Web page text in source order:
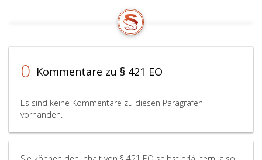
entscheiden;
diese
kann
den
auf
im
0 Kommentare zu § 421 EO
Es sind keine Kommentare zu diesen Paragrafen
vorhanden.